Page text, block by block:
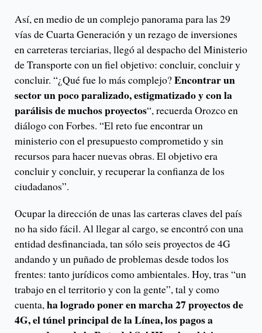
Así, en medio de un complejo panorama para las 29
vías de Cuarta Generación y un rezago de inversiones
en carreteras terciarias, llegó al despacho del Ministerio
de Transporte con un fiel objetivo: concluir, concluir y
concluir. “¿Qué fue lo más complejo?Encontrar un
sector un poco paralizado, estigmatizado y con la
parálisis de muchos proyectos“, recuerda Orozco en
diálogo con Forbes. “El reto fue encontrar un
ministerio con el presupuesto comprometido y sin
recursos para hacer nuevas obras. El objetivo era
concluir y concluir, y recuperar la confianza de los
ciudadanos”.
Ocupar la dirección de unas las carteras claves del país
no ha sido fácil. Al llegar al cargo, se encontró con una
entidad desfinanciada, tan sólo seis proyectos de 4G
andando y un puñado de problemas desde todos los
frentes: tanto jurídicos como ambientales. Hoy, tras “un
trabajo en el territorio y con la gente”, tal y como
cuenta,ha logrado poner en marcha 27 proyectos de
4G, el túnel principal de la Línea, los pagos a